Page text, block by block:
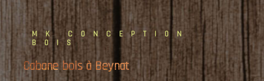
MK CONCEPTION
BOIS
Cabane bois à Beynat